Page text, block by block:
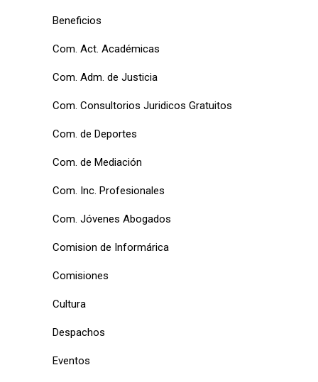
Beneficios
Com. Act. Académicas
Com. Adm. de Justicia
Com. Consultorios Juridicos Gratuitos
Com. de Deportes
Com. de Mediación
Com. Inc. Profesionales
Com. Jóvenes Abogados
Comision de Informárica
Comisiones
Cultura
Despachos
Eventos